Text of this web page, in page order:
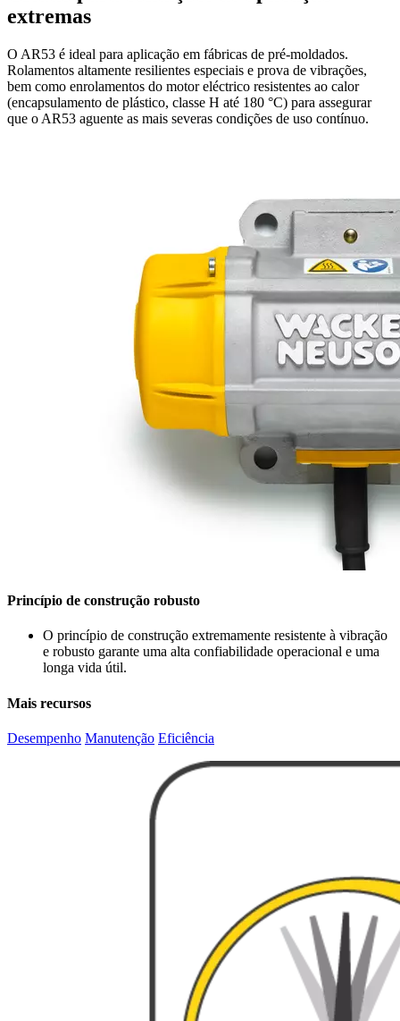
extremas
O AR53 é ideal para aplicação em fábricas de pré-moldados.
Rolamentos altamente resilientes especiais e prova de vibrações,
bem como enrolamentos do motor eléctrico resistentes ao calor
(encapsulamento de plástico, classe H até 180 °C) para assegurar
que o AR53 aguente as mais severas condições de uso contínuo.
Princípio de construção robusto
O princípio de construção extremamente resistente à vibração
e robusto garante uma alta confiabilidade operacional e uma
longa vida útil.
Mais recursos
Desempenho Manutenção Eficiência